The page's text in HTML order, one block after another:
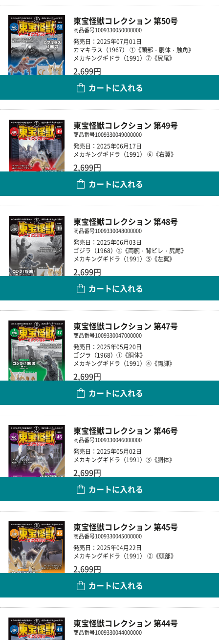
東宝怪獣コレクション 第50号
商品番号1009330050000000
発売日：2025年07月01日
カマキラス（1967） ①《頭部・胴体・触角》
メカキングギドラ（1991）⑦《尻尾》
2,699円
カートに入れる
東宝怪獣コレクション 第49号
商品番号1009330049000000
発売日：2025年06月17日
メカキングギドラ（1991） ⑥《右翼》
2,699円
カートに入れる
東宝怪獣コレクション 第48号
商品番号1009330048000000
発売日：2025年06月03日
ゴジラ（1968）②《両腕・背ビレ・尻尾》
メカキングギドラ（1991）⑤《左翼》
2,699円
カートに入れる
東宝怪獣コレクション 第47号
商品番号1009330047000000
発売日：2025年05月20日
ゴジラ（1968）①《胴体》
メカキングギドラ（1991）④《両脚》
2,699円
カートに入れる
東宝怪獣コレクション 第46号
商品番号1009330046000000
発売日：2025年05月02日
メカキングギドラ（1991）③《胴体》
2,699円
カートに入れる
東宝怪獣コレクション 第45号
商品番号1009330045000000
発売日：2025年04月22日
メカキングギドラ（1991） ②《頭部》
2,699円
カートに入れる
東宝怪獣コレクション 第44号
商品番号1009330044000000